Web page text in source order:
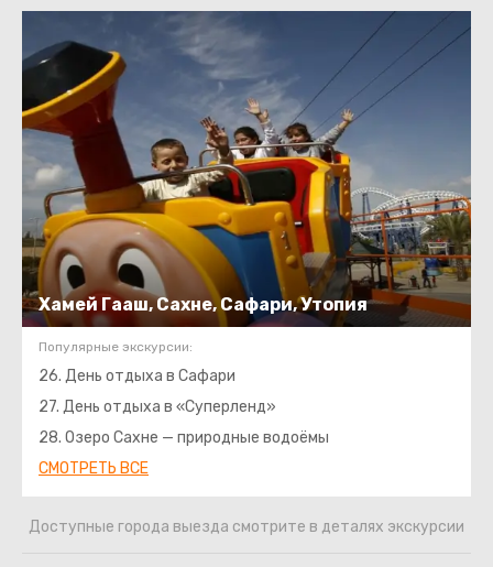
Хамей Гааш, Сахне, Сафари, Утопия
Популярные экскурсии:
26. День отдыха в Сафари
27. День отдыха в «Суперленд»
28. Озеро Сахне — природные водоёмы
СМОТРЕТЬ ВСЕ
Доступные города выезда смотрите в деталях экскурсии